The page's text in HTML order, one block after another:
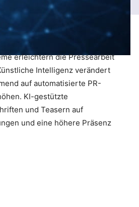
erleichtern die Pressearbeit
Intelligenz verändert
auf automatisierte PR-
KI-gestützte
und Teasern auf
und eine höhere Präsenz